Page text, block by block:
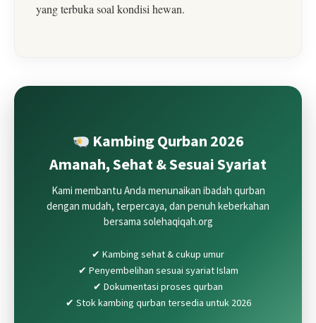
yang terbuka soal kondisi hewan.
Kambing Qurban 2026
Amanah, Sehat & Sesuai Syariat
Kami membantu Anda menunaikan ibadah qurban
dengan mudah, terpercaya, dan penuh keberkahan
bersama solehaqiqah.org
✔ Kambing sehat & cukup umur
✔ Penyembelihan sesuai syariat Islam
✔ Dokumentasi proses qurban
✔ Stok kambing qurban tersedia untuk 2026